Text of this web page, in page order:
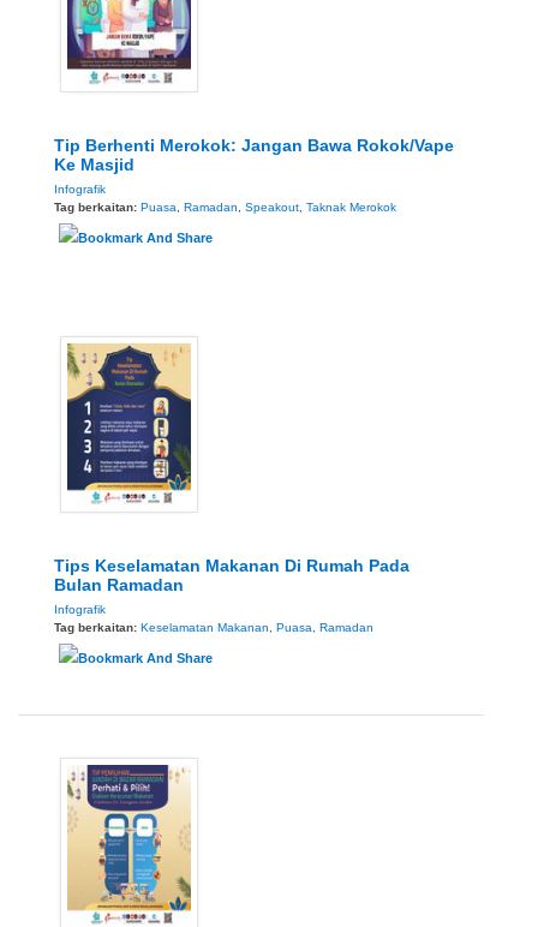
Tip Berhenti Merokok: Jangan Bawa Rokok/Vape
Ke Masjid
Infografik
Tag berkaitan: Puasa, Ramadan, Speakout, Taknak Merokok
Tips Keselamatan Makanan Di Rumah Pada
Bulan Ramadan
Infografik
Tag berkaitan: Keselamatan Makanan Puasa Ramadan